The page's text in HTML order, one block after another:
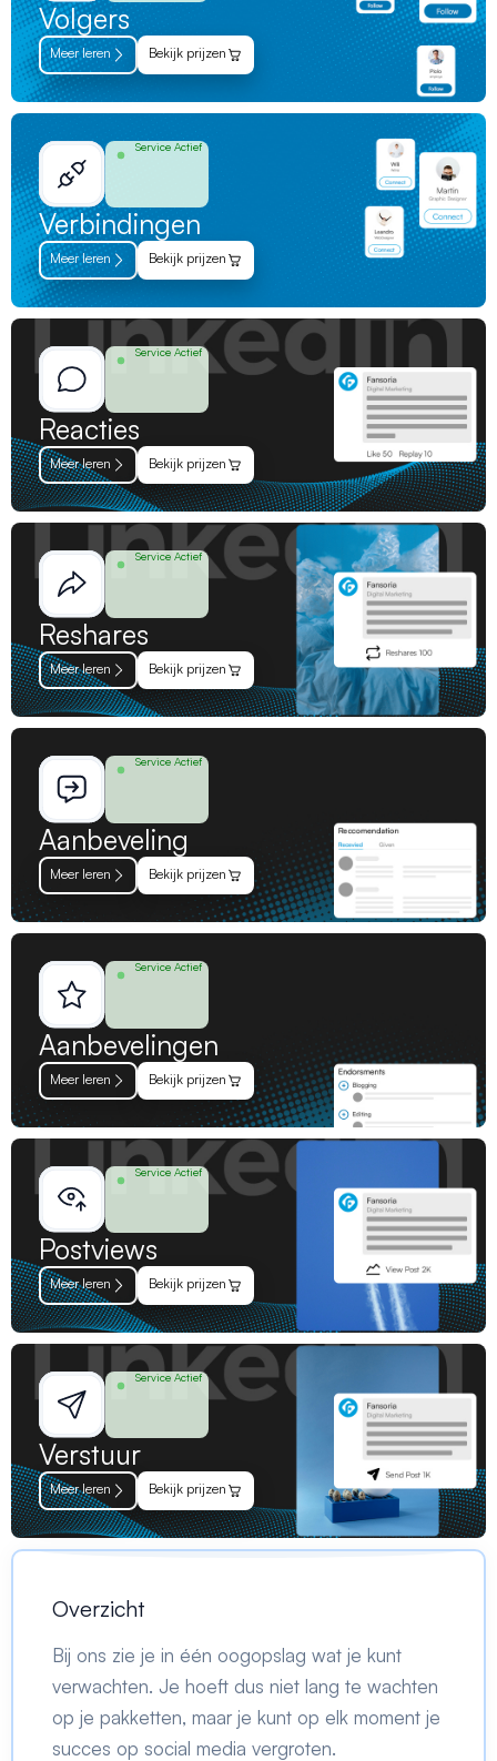
Volgers
Meer leren Bekijk prijzen
Service Actief
Verbindingen
Meer leren Bekijk prijzen
Service Actief
Reacties
Meer leren Bekijk prijzen
Service Actief
Reshares
Meer leren Bekijk prijzen
Service Actief
Aanbeveling
Meer leren Bekijk prijzen
Service Actief
Aanbevelingen
Meer leren Bekijk prijzen
Service Actief
Postviews
Meer leren Bekijk prijzen
Service Actief
Verstuur
Meer leren Bekijk prijzen
Overzicht
Bij ons zie je in één oogopslag wat je kunt
verwachten. Je hoeft dus niet lang te wachten
op je pakketten, maar je kunt op elk moment je
succes op social media vergroten.